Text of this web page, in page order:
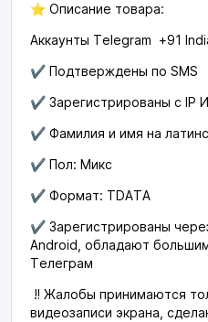
⭐ Описание товара:
Аккаунты Telegram +91
✔️ Подтверждены по SMS
✔️ Зарегистрированы с IP
✔️ Фамилия и имя на
✔️ Пол: Микс
✔️ Формат: TDATA
✔️ Зарегистрированы
Android, обладают
Телеграм
‼️ Жалобы принимаются
видеозаписи экрана,